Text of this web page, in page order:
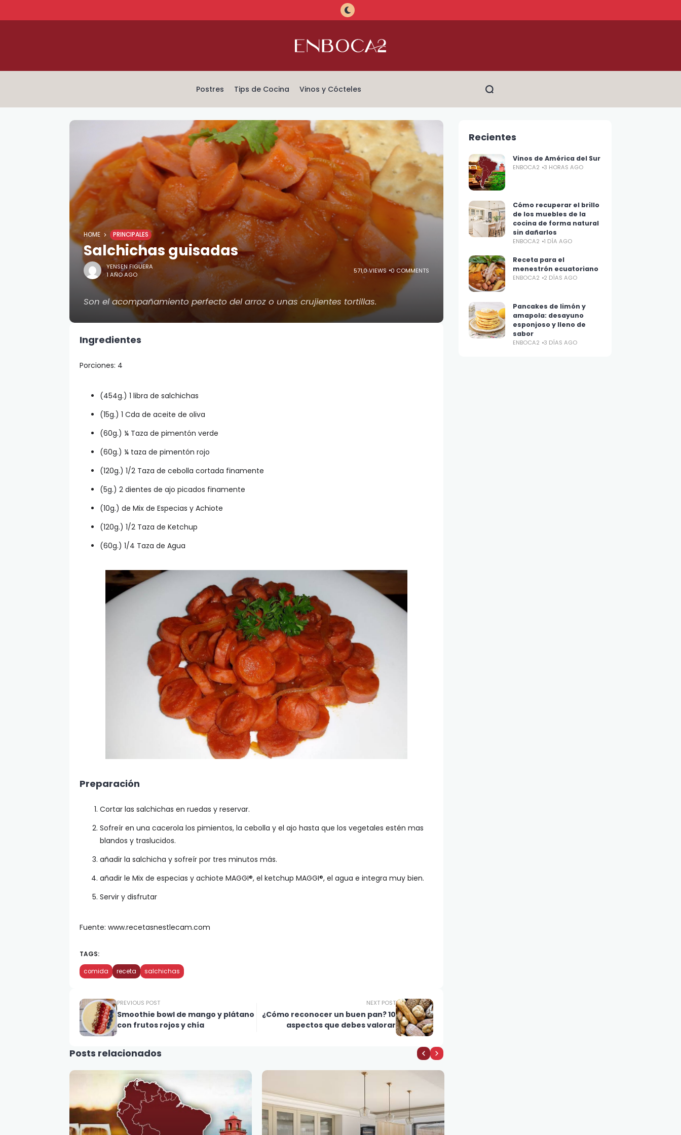
Postres Tips de Cocina Vinos y Cócteles
HOME PRINCIPALES
Salchichas guisadas
YENSEN FIGUERA
1 AÑO AGO
571,0 VIEWS 0 COMMENTS
Son el acompañamiento perfecto del arroz o unas crujientes tortillas.
Ingredientes
Porciones: 4
(454g.) 1 libra de salchichas
(15g.) 1 Cda de aceite de oliva
(60g.) ¼ Taza de pimentón verde
(60g.) ¼ taza de pimentón rojo
(120g.) 1/2 Taza de cebolla cortada finamente
(5g.) 2 dientes de ajo picados finamente
(10g.) de Mix de Especias y Achiote
(120g.) 1/2 Taza de Ketchup
(60g.) 1/4 Taza de Agua
Preparación
Cortar las salchichas en ruedas y reservar.
Sofreír en una cacerola los pimientos, la cebolla y el ajo hasta que los vegetales estén mas
blandos y traslucidos.
añadir la salchicha y sofreír por tres minutos más.
añadir le Mix de especias y achiote MAGGI®, el ketchup MAGGI®, el agua e integra muy bien.
Servir y disfrutar
Fuente: www.recetasnestlecam.com
TAGS:
comida receta salchichas
PREVIOUS POST
Smoothie bowl de mango y plátano
con frutos rojos y chía
NEXT POST
¿Cómo reconocer un buen pan? 10
aspectos que debes valorar
Posts relacionados
Recientes
Vinos de América del Sur
ENBOCA2 3 HORAS AGO
Cómo recuperar el brillo
de los muebles de la
cocina de forma natural
sin dañarlos
ENBOCA2 1 DÍA AGO
Receta para el
menestrón ecuatoriano
ENBOCA2 2 DÍAS AGO
Pancakes de limón y
amapola: desayuno
esponjoso y lleno de
sabor
ENBOCA2 3 DÍAS AGO